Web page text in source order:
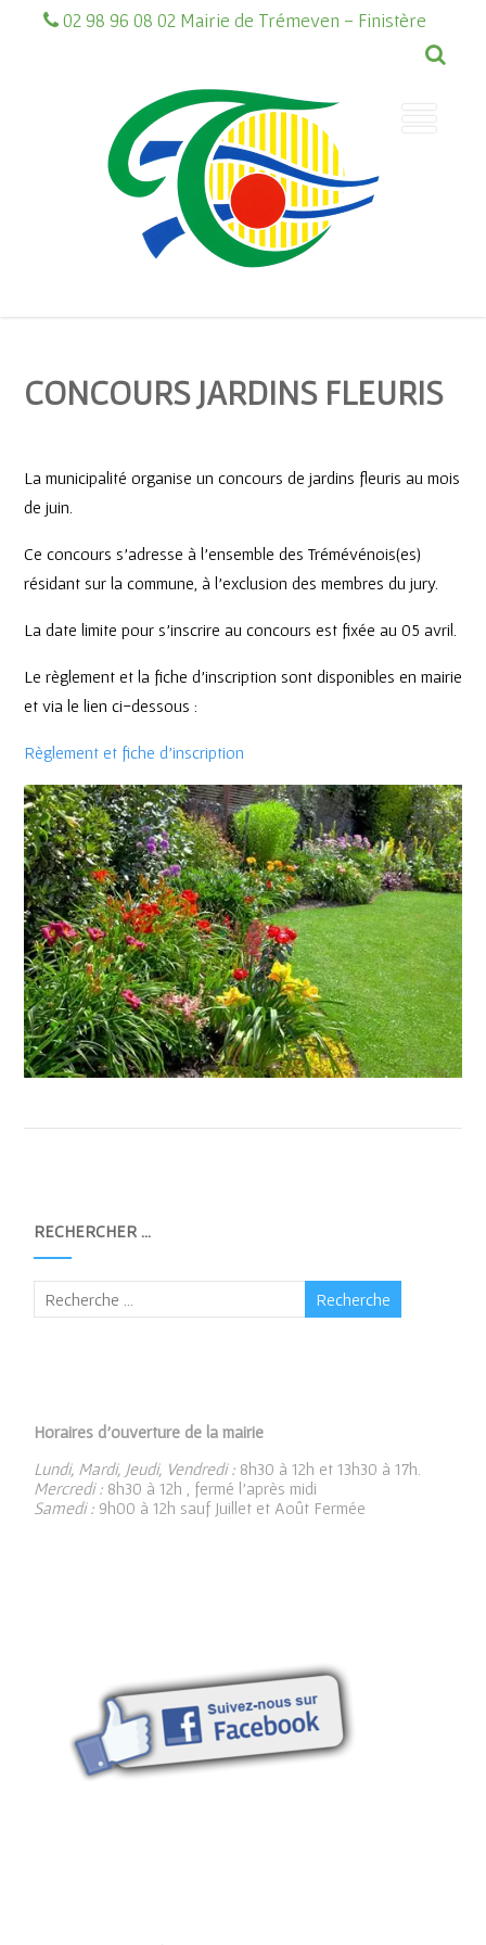
02 98 96 08 02 Mairie de Trémeven - Finistère
CONCOURS JARDINS FLEURIS
La municipalité organise un concours de jardins fleuris au mois
de juin.
Ce concours s’adresse à l’ensemble des Trémévénois(es)
résidant sur la commune, à l’exclusion des membres du jury.
La date limite pour s’inscrire au concours est fixée au 05 avril.
Le règlement et la fiche d’inscription sont disponibles en mairie
et via le lien ci-dessous :
Règlement et fiche d’inscription
RECHERCHER …
Horaires d’ouverture de la mairie
Lundi, Mardi, Jeudi, Vendredi : 8h30 à 12h et 13h30 à 17h.
Mercredi : 8h30 à 12h , fermé l’après midi
Samedi : 9h00 à 12h sauf Juillet et Août Fermée